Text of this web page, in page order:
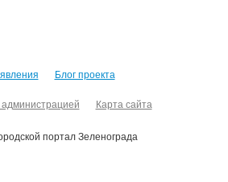
Блог проекта
Карта сайта
портал Зеленограда